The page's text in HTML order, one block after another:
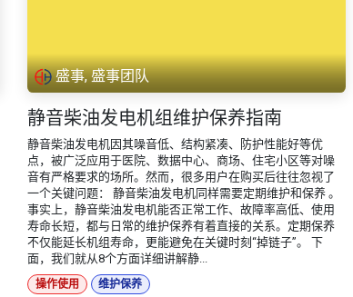
盛事, 盛事团队
静音柴油发电机组维护保养指南
静音柴油发电机因其噪音低、结构紧凑、防护性能好等优
点，被广泛应用于医院、数据中心、商场、住宅小区等对噪
音有严格要求的场所。然而，很多用户在购买后往往忽视了
一个关键问题： 静音柴油发电机同样需要定期维护和保养 。
事实上，静音柴油发电机能否正常工作、故障率高低、使用
寿命长短，都与日常的维护保养有着直接的关系。定期保养
不仅能延长机组寿命，更能避免在关键时刻“掉链子”。 下
面，我们就从8个方面详细讲解静...
操作使用
维护保养